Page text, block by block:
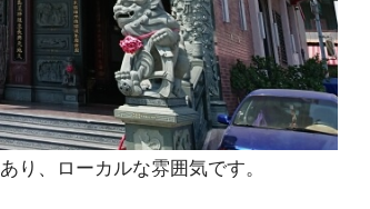
り、ローカルな雰囲気です。